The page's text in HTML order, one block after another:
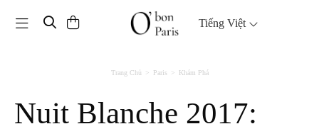
Toggle navigation Tiếng Việt
Trang Chủ Paris Khám Phá
Nuit Blanche 2017: